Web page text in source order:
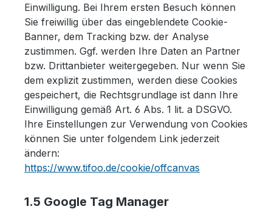
Einwilligung. Bei Ihrem ersten Besuch können
Sie freiwillig über das eingeblendete Cookie-
Banner, dem Tracking bzw. der Analyse
zustimmen. Ggf. werden Ihre Daten an Partner
bzw. Drittanbieter weitergegeben. Nur wenn Sie
dem explizit zustimmen, werden diese Cookies
gespeichert, die Rechtsgrundlage ist dann Ihre
Einwilligung gemäß Art. 6 Abs. 1 lit. a DSGVO.
Ihre Einstellungen zur Verwendung von Cookies
können Sie unter folgendem Link jederzeit
ändern:
https://www.tifoo.de/cookie/offcanvas
1.5 Google Tag Manager